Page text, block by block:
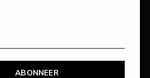
ABONNEER